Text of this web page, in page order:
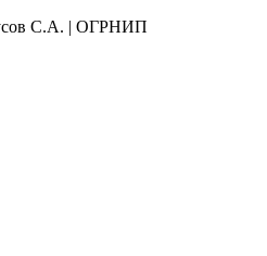
С.А. | ОГРНИП